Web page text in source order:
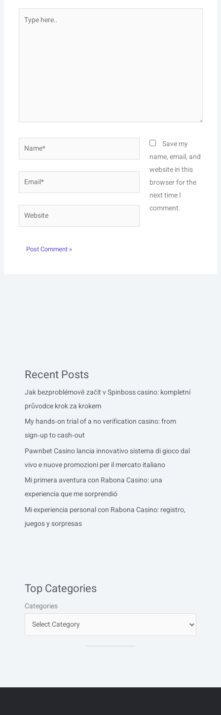
here..
Name*
Email*
Website
Save my
name, email, and
website in this
browser for the
next time I
comment.
Recent Posts
Jak bezproblémově začít v Spinboss casino: kompletní
průvodce krok za krokem
My hands‑on trial of a no verification casino: from
sign‑up to cash‑out
Pawnbet Casino lancia innovativo sistema di gioco dal
vivo e nuove promozioni per il mercato italiano
Mi primera aventura con Rabona Casino: una
experiencia que me sorprendió
Mi experiencia personal con Rabona Casino: registro,
juegos y sorpresas
Top Categories
Categories